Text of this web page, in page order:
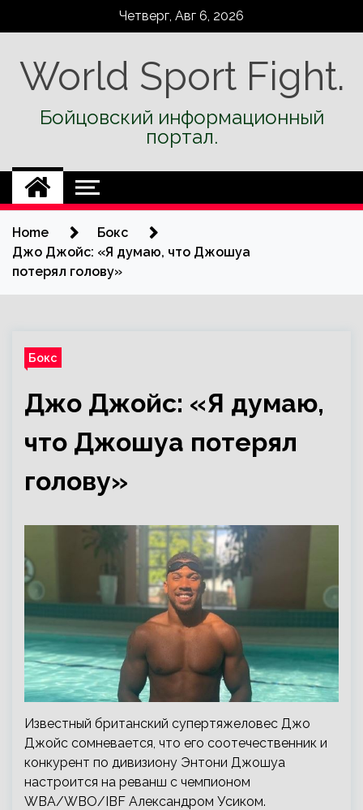
Четверг, Авг 6, 2026
World Sport Fight.
Бойцовский информационный
портал.
Home
Бокс
Джо Джойс: «Я думаю, что Джошуа
потерял голову»
Бокс
Джо Джойс: «Я думаю,
что Джошуа потерял
голову»
Известный британский супертяжеловес Джо
Джойс сомневается, что его соотечественник и
конкурент по дивизиону Энтони Джошуа
настроится на реванш с чемпионом
WBA/WBO/IBF Александром Усиком.